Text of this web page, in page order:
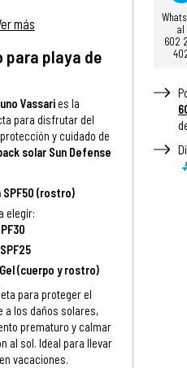
más
para playa de
Vassaries la
para disfrutar del
y cuidado de
solar Sun Defense
SPF50 (rostro)
elegir:
(cuerpo y rostro)
para proteger el
a los daños solares,
prematuro y calmar
al sol. Ideal para llevar
vacaciones.
al
602